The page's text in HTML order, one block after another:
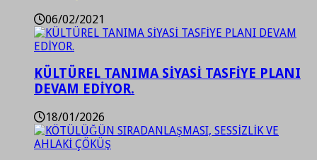
06/02/2021
KÜLTÜREL TANIMA SİYASİ TASFİYE PLANI
DEVAM EDİYOR.
18/01/2026